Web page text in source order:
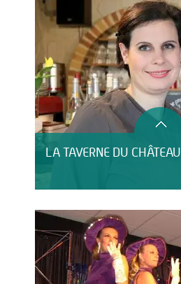
LA TAVERNE DU CHÂTEAU